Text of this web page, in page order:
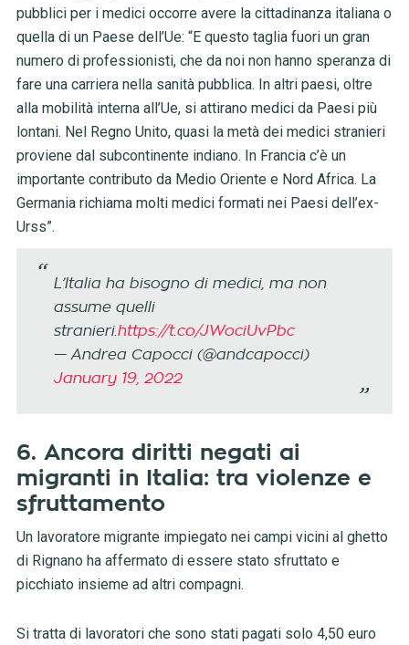
pubblici per i medici occorre avere la cittadinanza italiana o
quella di un Paese dell’Ue: “E questo taglia fuori un gran
numero di professionisti, che da noi non hanno speranza di
fare una carriera nella sanità pubblica. In altri paesi, oltre
alla mobilità interna all’Ue, si attirano medici da Paesi più
lontani. Nel Regno Unito, quasi la metà dei medici stranieri
proviene dal subcontinente indiano. In Francia c’è un
importante contributo da Medio Oriente e Nord Africa. La
Germania richiama molti medici formati nei Paesi dell’ex-
Urss”.
L’Italia ha bisogno di medici, ma non
assume quelli
stranieri.https://t.co/JWociUvPbc
— Andrea Capocci (@andcapocci)
January 19, 2022
6. Ancora diritti negati ai
migranti in Italia: tra violenze e
sfruttamento
Un lavoratore migrante impiegato nei campi vicini al ghetto
di Rignano ha affermato di essere stato sfruttato e
picchiato insieme ad altri compagni.
Si tratta di lavoratori che sono stati pagati solo 4,50 euro